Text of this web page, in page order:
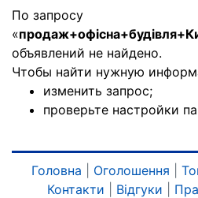
По запросу
«
объявлений не найдено.
Чтобы найти нужную
изменить запрос;
проверьте настройки
Головна Оголошення
Контакти
Відгуки